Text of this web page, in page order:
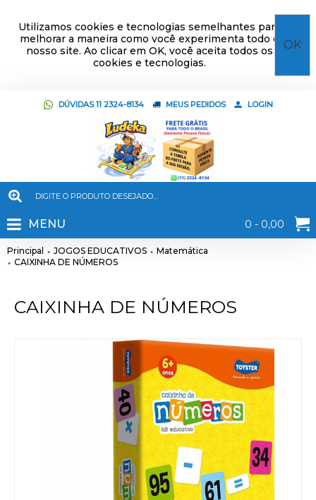
Utilizamos cookies e tecnologias semelhantes para
melhorar a maneira como você experimenta todo o
nosso site. Ao clicar em OK, você aceita todos os
cookies e tecnologias.
OK
DÚVIDAS 11 2324-8134 MEUS PEDIDOS LOGIN
0 - 0,00
MENU
Principal JOGOS EDUCATIVOS
Matemática
CAIXINHA DE NÚMEROS
CAIXINHA DE NÚMEROS